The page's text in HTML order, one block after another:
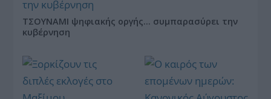
ΤΣΟΥΝΑΜΙ ψηφιακής οργής… συμπαρασύρει την
κυβέρνηση